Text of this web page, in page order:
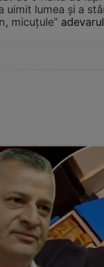
uimit lumea și a
micuțule”